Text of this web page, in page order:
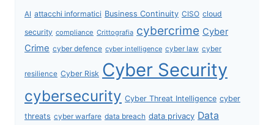
AI attacchi informatici Business Continuity CISO cloud
security compliance Crittografia cybercrime Cyber
Crime cyber defence cyber intelligence cyber law cyber
resilience Cyber Risk Cyber Security
cybersecurity Cyber Threat Intelligence cyber
threats cyber warfare data breach data privacy Data